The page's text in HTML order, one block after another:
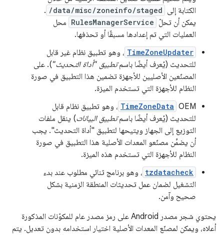
الكتابة إلى /data/misc/zoneinfo/staged
.
يمكن أن تحلّ RulesManagerService محل
العمليات التي تم إعدادها مسبقًا أو تحذفها.
TimeZoneUpdater ، وهو تطبيق نظام غير قابل
للتحديث (يُعرف أيضًا باسمتطبيق "أداة التحديث"). على
المصنّعين الأصليين للأجهزة تضمين هذا التطبيق في صورة
النظام للأجهزة التي تستخدم الميزة.
‫OEM
TimeZoneData ، وهو تطبيق نظام قابل
للتحديث (يُعرف أيضًا باسمتطبيق البيانات) ينقل ملفات
التوزيع إلى الجهاز ويتيحها لتطبيق "أداة التحديث". يجب
أن يضمِّن مصنّعو المعدات الأصلية هذا التطبيق في صورة
النظام للأجهزة التي تستخدم هذه الميزة.
tzdatacheck ، وهو برنامج ثنائي مطلوب عند بدء
التشغيل لضمان عمل تحديثات المنطقة الزمنية بشكل
صحيح وآمن.
يحتوي شجر مصدر Android على رمز مصدر عام للمكوّنات المذكورة
أعلاه، ويمكن لمصنّع المعدات الأصلية اختيار استخدامه بدون تعديل. يتم